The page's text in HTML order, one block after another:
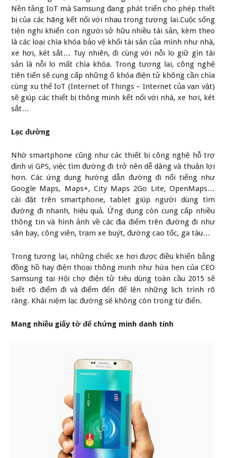
Nền tảng IoT mà Samsung đang phát triển cho phép thiết
bị của các hãng kết nối với nhau trong tương lai.Cuộc sống
tiện nghi khiến con người sở hữu nhiều tài sản, kèm theo
là các loại chìa khóa bảo vệ khối tài sản của mình như nhà,
xe hơi, két sắt… Tuy nhiên, đi cùng với nỗi lo giữ gìn tài
sản là nỗi lo mất chìa khóa. Trong tương lai, công nghệ
tiên tiến sẽ cung cấp những ổ khóa điện tử không cần chìa
cùng xu thế IoT (Internet of Things – Internet của vạn vật)
sẽ giúp các thiết bị thông minh kết nối với nhà, xe hơi, két
sắt…
Lạc đường
Nhờ smartphone cũng như các thiết bị công nghệ hỗ trợ
định vị GPS, việc tìm đường đi trở nên dễ dàng và thuận lợi
hơn. Các ứng dụng hướng dẫn đường đi nổi tiếng như
Google Maps, Maps+, City Maps 2Go Lite, OpenMaps…
cài đặt trên smartphone, tablet giúp người dùng tìm
đường đi nhanh, hiệu quả. Ứng dụng còn cung cấp nhiều
thông tin và hình ảnh về các địa điểm trên đường đi như
sân bay, công viên, trạm xe buýt, đường cao tốc, ga tàu…
Trong tương lai, những chiếc xe hơi được điều khiển bằng
đồng hồ hay điện thoại thông minh như hứa hẹn của CEO
Samsung tại Hội chợ điện tử tiêu dùng toàn cầu 2015 sẽ
biết rõ điểm đi và điểm đến để lên những lịch trình rõ
ràng. Khái niệm lạc đường sẽ không còn trong từ điển.
Man​g nhiều giấy tờ để chứng minh danh tính